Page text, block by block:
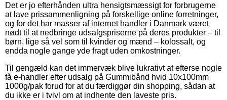
Det er jo efterhånden ultra hensigtsmæssigt for forbrugerne
at lave prissammenligning på forskellige online forretninger,
og for det har masser af internet handler i Danmark været
nødt til at nedbringe udsalgspriserne på deres produkter – til
børn, lige så vel som til kvinder og mænd – kolossalt, og
endda nogle gange yde fragt uden omkostninger.
Til gengæld kan det immervæk blive lukrativt at efterse nogle
få e-handler efter udsalg på Gummibånd hvid 10x100mm
1000g/pak forud for at du færdiggør din shopping, sådan at
du ikke er i tvivl om at indhente den laveste pris.